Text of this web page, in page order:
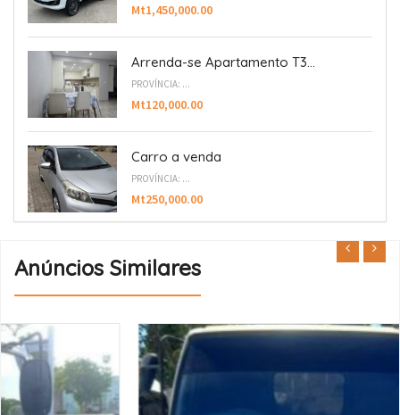
Mt1,450,000.00
Arrenda-se Apartamento T3...
PROVÍNCIA: ...
Mt120,000.00
Carro a venda
PROVÍNCIA: ...
Mt250,000.00
Anúncios Similares